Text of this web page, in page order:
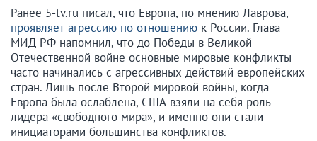
Ранее 5-tv.ru писал, что Европа, по мнению Лаврова,
проявляет агрессию по отношению к России. Глава
МИД РФ напомнил, что до Победы в Великой
Отечественной войне основные мировые конфликты
часто начинались с агрессивных действий европейских
стран. Лишь после Второй мировой войны, когда
Европа была ослаблена, США взяли на себя роль
лидера «свободного мира», и именно они стали
инициаторами большинства конфликтов.